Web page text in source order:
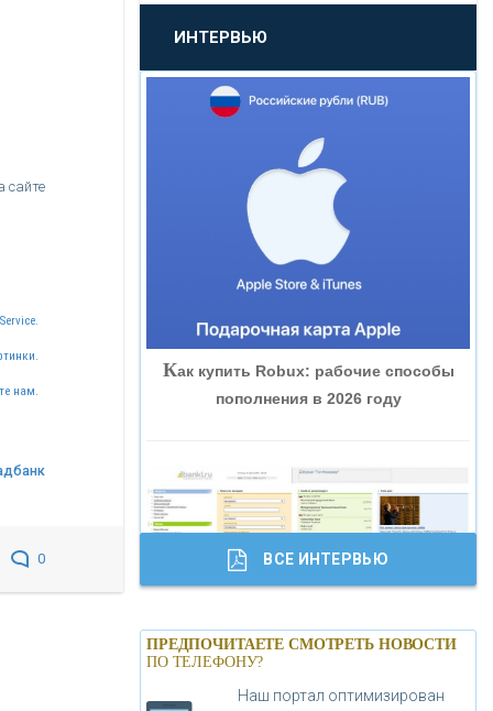
сайте
нам.
0
«ПРОМСВЯЗЬБАНК»
«НОВИКОМБАНК»
«СМП БАНК»
«ВНЕШПРОМБАНК»
«БАНК ГЛОБЭКС»
«ТРАСТ»
«ГАЗПРОМБАНК»
«МОСКОВСКИЙ КРЕДИТНЫЙ
БАНК»
ИНТЕРВЬЮ
Как купить Robux: рабочие способы
пополнения в 2026 году
Банки.ру обновил логотип впервые за
19 лет - «Лента новостей»
ВСЕ ИНТЕРВЬЮ
ПРЕДПОЧИТАЕТЕ СМОТРЕТЬ НОВОСТИ
ПО ТЕЛЕФОНУ?
Наш портал оптимизирован